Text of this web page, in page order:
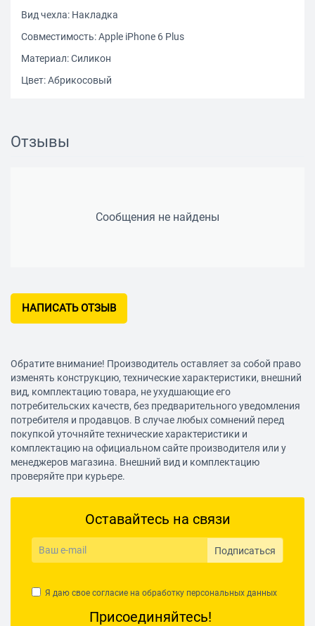
Вид чехла: Накладка
Совместимость: Apple iPhone 6 Plus
Материал: Силикон
Цвет: Абрикосовый
Отзывы
Сообщения не найдены
НАПИСАТЬ ОТЗЫВ
Обратите внимание! Производитель оставляет за собой право
изменять конструкцию, технические характеристики, внешний
вид, комплектацию товара, не ухудшающие его
потребительских качеств, без предварительного уведомления
потребителя и продавцов. В случае любых сомнений перед
покупкой уточняйте технические характеристики и
комплектацию на официальном сайте производителя или у
менеджеров магазина. Внешний вид и комплектацию
проверяйте при курьере.
Оставайтесь на связи
Подписаться
Я даю свое согласие на обработку персональных данных
Присоединяйтесь!